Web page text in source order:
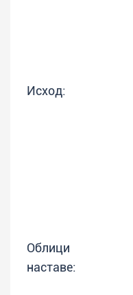
Исход:
Облици
наставе: